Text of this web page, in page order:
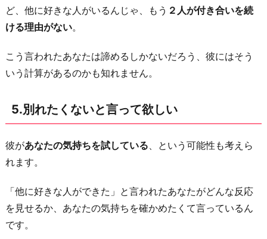
ど、他に好きな人がいるんじゃ、もう ２人が付き合いを続
ける理由がない。
こう言われたあなたは諦めるしかないだろう、彼にはそう
いう計算があるのかも知れません。
5.別れたくないと言って欲しい
彼があなたの気持ちを試している、という可能性も考えら
れます。
「他に好きな人ができた」と言われたあなたがどんな反応
を見せるか、あなたの気持ちを確かめたくて言っているん
です。